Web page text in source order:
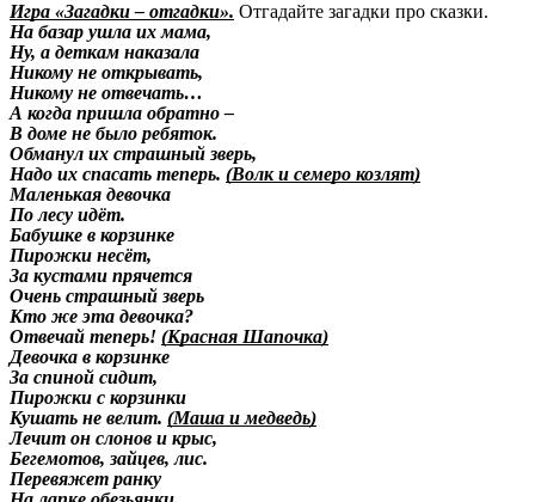
Игра «Загадки – отгадки». Отгадайте загадки про сказки.
На базар ушла их мама,
Ну, а деткам наказала
Никому не открывать,
Никому не отвечать…
А когда пришла обратно –
В доме не было ребяток.
Обманул их страшный зверь,
Надо их спасать теперь. (Волк и семеро козлят)
Маленькая девочка
По лесу идёт.
Бабушке в корзинке
Пирожки несёт,
За кустами прячется
Очень страшный зверь
Кто же эта девочка?
Отвечай теперь! (Красная Шапочка)
Девочка в корзинке
За спиной сидит,
Пирожки с корзинки
Кушать не велит. (Маша и медведь)
Лечит он слонов и крыс,
Бегемотов, зайцев, лис.
Перевяжет ранку